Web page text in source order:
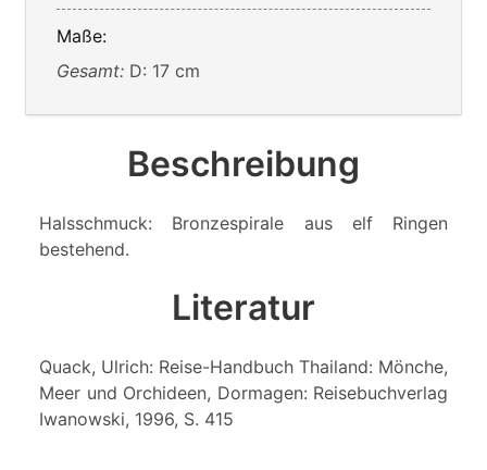
Maße:
Gesamt: D: 17 cm
Beschreibung
Halsschmuck: Bronzespirale aus elf Ringen
bestehend.
Literatur
Quack, Ulrich: Reise-Handbuch Thailand: Mönche,
Meer und Orchideen, Dormagen: Reisebuchverlag
Iwanowski, 1996, S. 415